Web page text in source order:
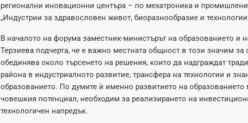
регионални иновационни центъра – по мехатроника и промишлени
„Индустрии за здравословен живот, биоразнообразие и
В началото на форума заместник-министърът на образованието и
Терзиева подчерта, че е важно местната общност в този значим за
обединява около търсенето на решения, които да надграждат
района в индустриалното развитие, трансфера на технологии и
образованието. По думите ѝ именно развитието на образованието
човешкия потенциал, необходим за реализирането на
технологичен напредък.